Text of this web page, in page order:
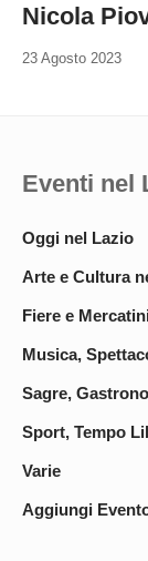
Nicola
23 Agosto 2023
Eventi nel
Oggi nel Lazio
Arte e Cultura
Fiere e
Musica,
Sagre,
Sport, Tempo
Varie
Aggiungi